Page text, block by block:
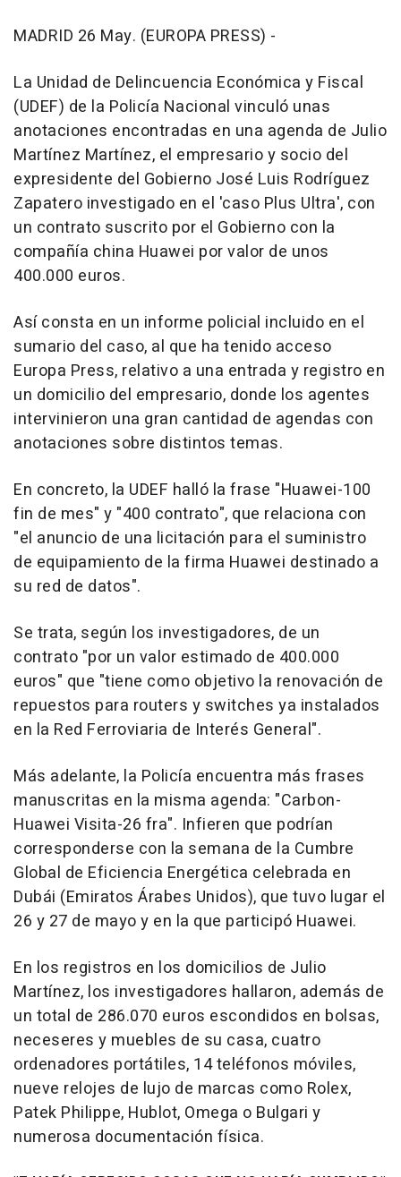
MADRID 26 May. (EUROPA PRESS) -
La Unidad de Delincuencia Económica y Fiscal
(UDEF) de la Policía Nacional vinculó unas
anotaciones encontradas en una agenda de Julio
Martínez Martínez, el empresario y socio del
expresidente del Gobierno José Luis Rodríguez
Zapatero investigado en el 'caso Plus Ultra', con
un contrato suscrito por el Gobierno con la
compañía china Huawei por valor de unos
400.000 euros.
Así consta en un informe policial incluido en el
sumario del caso, al que ha tenido acceso
Europa Press, relativo a una entrada y registro en
un domicilio del empresario, donde los agentes
intervinieron una gran cantidad de agendas con
anotaciones sobre distintos temas.
En concreto, la UDEF halló la frase "Huawei-100
fin de mes" y "400 contrato", que relaciona con
"el anuncio de una licitación para el suministro
de equipamiento de la firma Huawei destinado a
su red de datos".
Se trata, según los investigadores, de un
contrato "por un valor estimado de 400.000
euros" que "tiene como objetivo la renovación de
repuestos para routers y switches ya instalados
en la Red Ferroviaria de Interés General".
Más adelante, la Policía encuentra más frases
manuscritas en la misma agenda: "Carbon-
Huawei Visita-26 fra". Infieren que podrían
corresponderse con la semana de la Cumbre
Global de Eficiencia Energética celebrada en
Dubái (Emiratos Árabes Unidos), que tuvo lugar el
26 y 27 de mayo y en la que participó Huawei.
En los registros en los domicilios de Julio
Martínez, los investigadores hallaron, además de
un total de 286.070 euros escondidos en bolsas,
neceseres y muebles de su casa, cuatro
ordenadores portátiles, 14 teléfonos móviles,
nueve relojes de lujo de marcas como Rolex,
Patek Philippe, Hublot, Omega o Bulgari y
numerosa documentación física.